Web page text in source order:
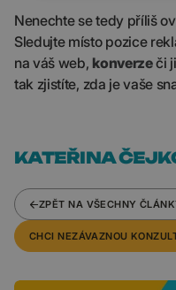
Nenechte se tedy příliš
Sledujte místo pozice
na váš web, konverzeči
tak zjistíte, zda je vaše
KATEŘINA
ZPĚT NA VŠECHNY
CHCI NEZÁVAZNOU